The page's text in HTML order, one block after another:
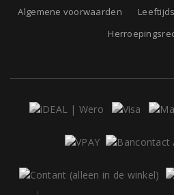
Algemene voorwaarden